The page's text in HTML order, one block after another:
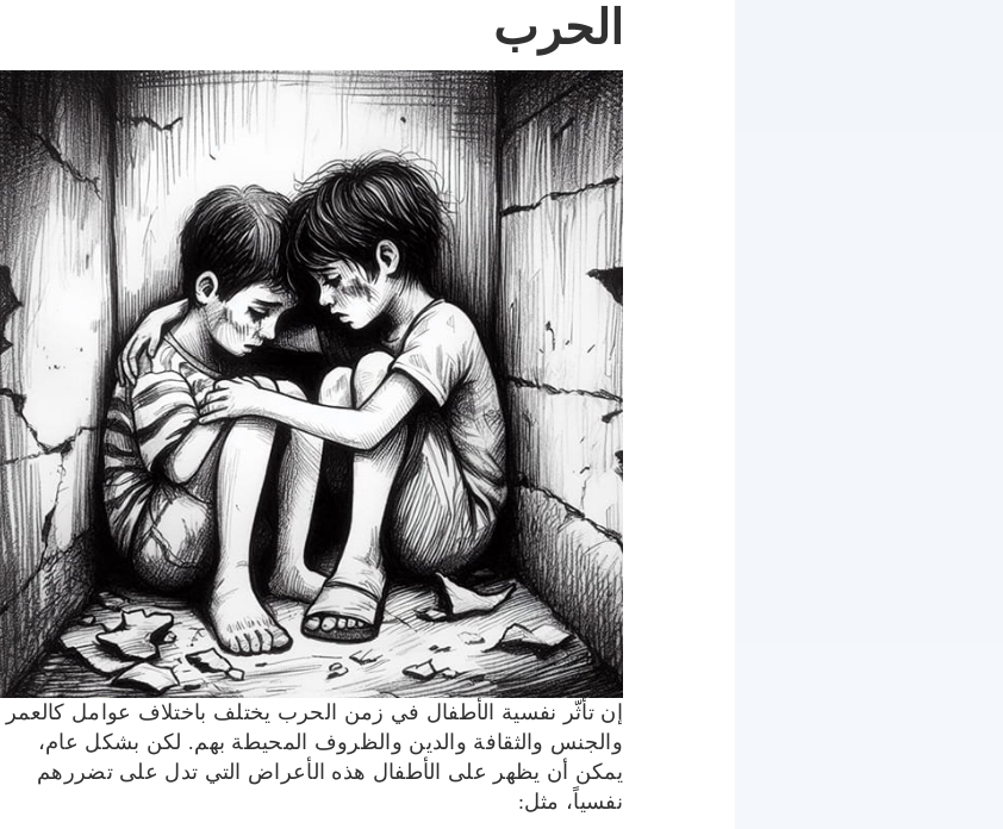
الحرب
إن تأثّر نفسية الأطفال في زمن الحرب يختلف باختلاف عوامل كالعمر
والجنس والثقافة والدين والظروف المحيطة بهم. لكن بشكل عام،
يمكن أن يظهر على الأطفال هذه الأعراض التي تدل على تضررهم
نفسياً، مثل: